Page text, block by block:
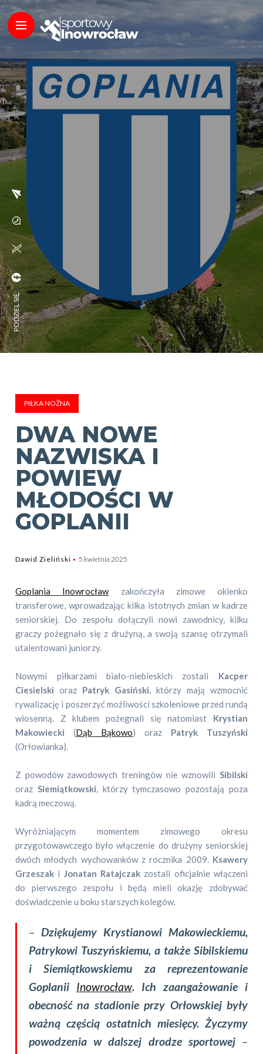
PODZIEL SIĘ:
PIŁKA NOŻNA
DWA NOWE
NAZWISKA I
POWIEW
MŁODOŚCI W
GOPLANII
Dawid Zieliński 5 kwietnia 2025
Goplania Inowrocławzakończyła zimowe okienko
transferowe, wprowadzając kilka istotnych zmian w kadrze
seniorskiej. Do zespołu dołączyli nowi zawodnicy, kilku
graczy pożegnało się z drużyną, a swoją szansę otrzymali
utalentowani juniorzy.
Nowymi piłkarzami biało-niebieskich zostali Kacper
Ciesielski oraz Patryk Gasiński, którzy mają wzmocnić
rywalizację i poszerzyć możliwości szkoleniowe przed rundą
wiosenną. Z klubem pożegnali się natomiast Krystian
Makowiecki (Dąb Bąkowo) oraz Patryk Tuszyński
(Orłowianka).
Z powodów zawodowych treningów nie wznowili Sibilski
oraz Siemiątkowski, którzy tymczasowo pozostają poza
kadrą meczową.
Wyróżniającym momentem zimowego okresu
przygotowawczego było włączenie do drużyny seniorskiej
dwóch młodych wychowanków z rocznika 2009. Ksawery
Grzeszak i Jonatan Ratajczak zostali oficjalnie włączeni
do pierwszego zespołu i będą mieli okazję zdobywać
doświadczenie u boku starszych kolegów.
–Dziękujemy Krystianowi Makowieckiemu,
Patrykowi Tuszyńskiemu, a także Sibilskiemu
i Siemiątkowskiemu za reprezentowanie
Goplanii Inowrocław. Ich zaangażowanie i
obecność na stadionie przy Orłowskiej były
ważną częścią ostatnich miesięcy. Życzymy
powodzenia w dalszej drodze sportowej–